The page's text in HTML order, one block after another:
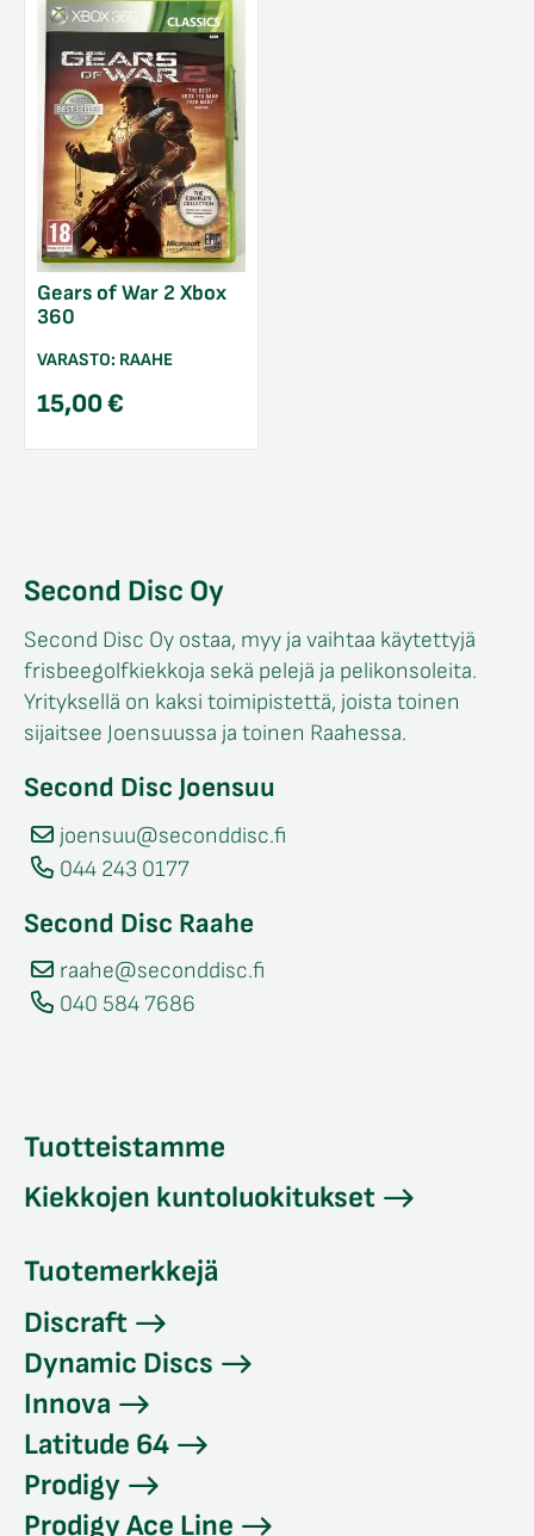
Gears of War 2 Xbox
360
VARASTO: RAAHE
15,00€
Second Disc Oy
Second Disc Oy ostaa, myy ja vaihtaa käytettyjä
frisbeegolfkiekkoja sekä pelejä ja pelikonsoleita.
Yrityksellä on kaksi toimipistettä, joista toinen
sijaitsee Joensuussa ja toinen Raahessa.
Second Disc Joensuu
joensuu@seconddisc.fi
044 243 0177
Second Disc Raahe
raahe@seconddisc.fi
040 584 7686
Tuotteistamme
Kiekkojen kuntoluokitukset
Tuotemerkkejä
Discraft
Dynamic Discs
Innova
Latitude 64
Prodigy
Prodigy Ace Line